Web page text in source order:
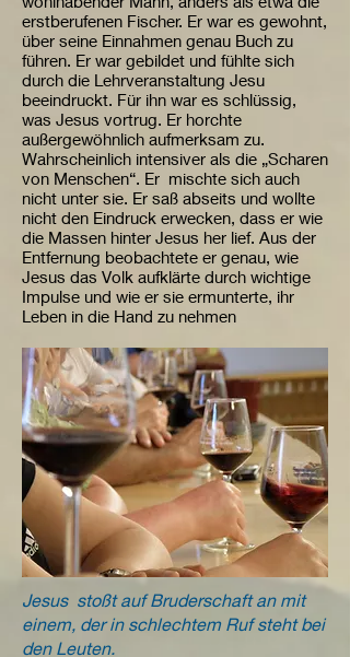
erstberufenen Fischer. Er war es gewohnt,
über seine Einnahmen genau Buch zu
führen. Er war gebildet und fühlte sich
durch die Lehrveranstaltung Jesu
beeindruckt. Für ihn war es schlüssig,
was Jesus vortrug. Er horchte
außergewöhnlich aufmerksam zu.
Wahrscheinlich intensiver als die „Scharen
von Menschen“. Er mischte sich auch
nicht unter sie. Er saß abseits und wollte
nicht den Eindruck erwecken, dass er wie
die Massen hinter Jesus her lief. Aus der
Entfernung beobachtete er genau, wie
Jesus das Volk aufklärte durch wichtige
Impulse und wie er sie ermunterte, ihr
Leben in die Hand zu nehmen
Jesus stoßt auf Bruderschaft an mit
einem, der in schlechtem Ruf steht bei
den Leuten.